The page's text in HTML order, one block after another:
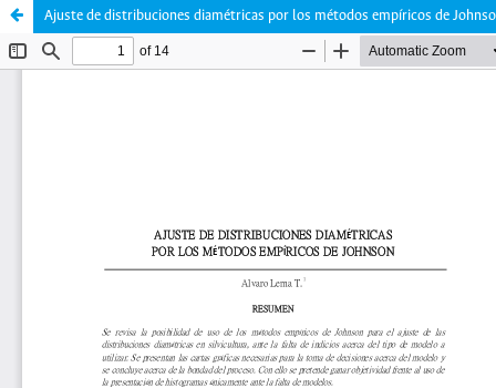
Ajuste de distribuciones diamétricas por los métodos empíricos de